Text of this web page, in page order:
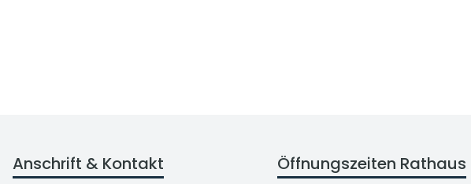
Anschrift & Kontakt Öffnungszeiten Rathaus